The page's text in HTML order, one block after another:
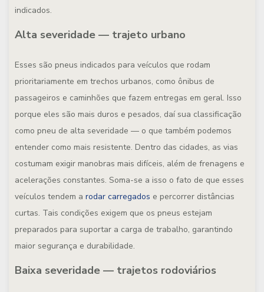
indicados.
Alta severidade — trajeto urbano
Esses são pneus indicados para veículos que rodam
prioritariamente em trechos urbanos, como ônibus de
passageiros e caminhões que fazem entregas em geral. Isso
porque eles são mais duros e pesados, daí sua classificação
como pneu de alta severidade — o que também podemos
entender como mais resistente. Dentro das cidades, as vias
costumam exigir manobras mais difíceis, além de frenagens e
acelerações constantes. Soma-se a isso o fato de que esses
veículos tendem a rodar carregados e percorrer distâncias
curtas. Tais condições exigem que os pneus estejam
preparados para suportar a carga de trabalho, garantindo
maior segurança e durabilidade.
Baixa severidade — trajetos rodoviários